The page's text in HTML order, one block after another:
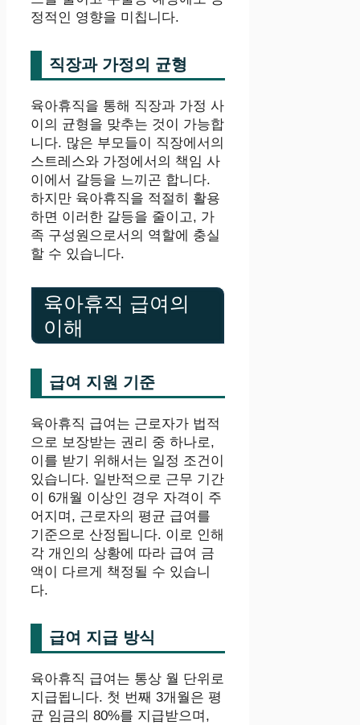
정적인 영향을 미칩니다.
직장과 가정의 균형
육아휴직을 통해 직장과 가정 사
이의 균형을 맞추는 것이 가능합
니다. 많은 부모들이 직장에서의
스트레스와 가정에서의 책임 사
이에서 갈등을 느끼곤 합니다.
하지만 육아휴직을 적절히 활용
하면 이러한 갈등을 줄이고, 가
족 구성원으로서의 역할에 충실
할 수 있습니다.
육아휴직 급여의
이해
급여 지원 기준
육아휴직 급여는 근로자가 법적
으로 보장받는 권리 중 하나로,
이를 받기 위해서는 일정 조건이
있습니다. 일반적으로 근무 기간
이 6개월 이상인 경우 자격이 주
어지며, 근로자의 평균 급여를
기준으로 산정됩니다. 이로 인해
각 개인의 상황에 따라 급여 금
액이 다르게 책정될 수 있습니
다.
급여 지급 방식
육아휴직 급여는 통상 월 단위로
지급됩니다. 첫 번째 3개월은 평
균 임금의 80%를 지급받으며,